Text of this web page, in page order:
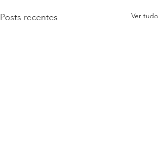
Posts recentes Ver tudo